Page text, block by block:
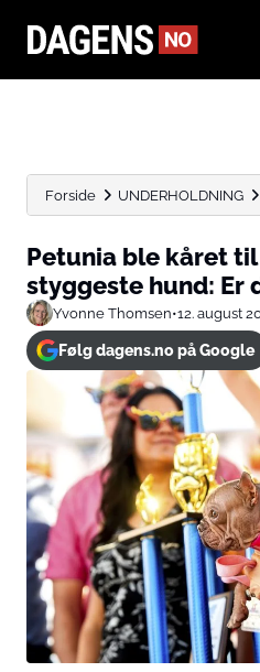
Forside UNDERHOLDNING
Petunia ble kåret
styggeste hund: Er
Yvonne Thomsen•12. august
Følg dagens.no på Google